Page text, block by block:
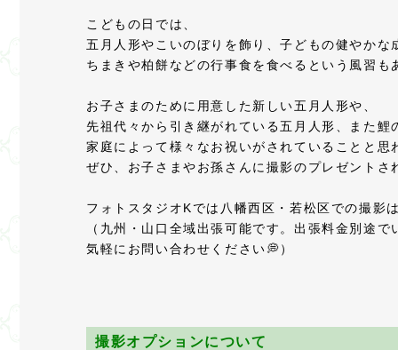
こどもの日では、
五月人形やこいのぼりを飾り、子どもの健やかな
ちまきや柏餅などの行事食を食べるという風習も
お子さまのために用意した新しい五月人形や、
先祖代々から引き継がれている五月人形、また鯉
家庭によって様々なお祝いがされていることと思
ぜひ、お子さまやお孫さんに撮影のプレゼントさ
フォトスタジオKでは八幡西区・若松区での撮影
（九州・山口全域出張可能です。出張料金別途
気軽にお問い合わせください💭）
撮影オプションについて